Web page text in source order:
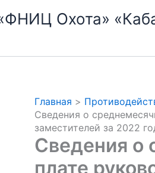
Охота»
Главная
Сведения о
заместителей за 2022
Сведения о
плате